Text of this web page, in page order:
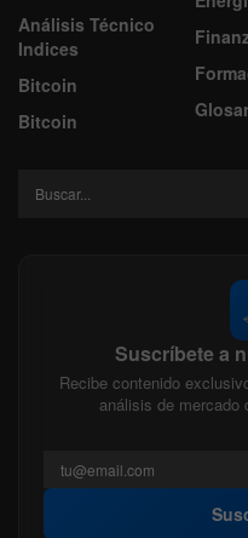
Análisis Técnico
Indices
Bitcoin
Bitcoin
Suscríbete a
Recibe contenido
análisis de mercado